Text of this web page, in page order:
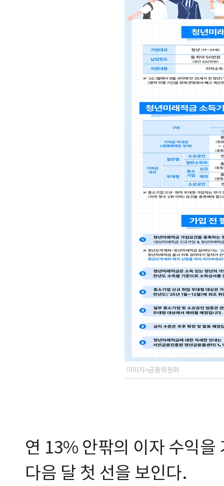
이미지=금융위원회
연 13% 안팎의 이자 수익을
다음 달 첫 선을 보인다.